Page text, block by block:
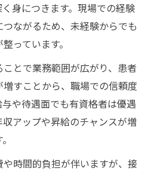
身につきます。現場での経験
ながるため、未経験からでも
っています。
とで業務範囲が広がり、患者
すことから、職場での信頼度
や待遇面でも有資格者は優遇
アップや昇給のチャンスが増
時間的負担が伴いますが、接